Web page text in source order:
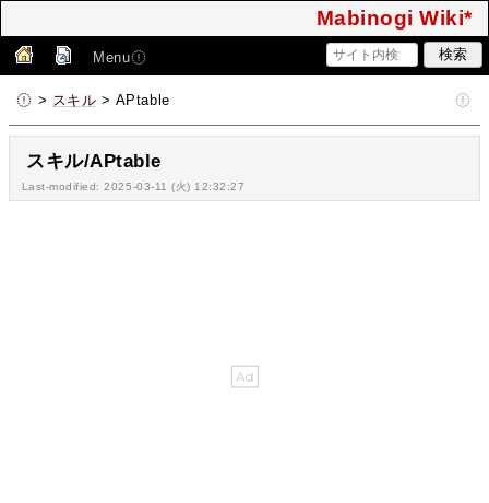
Mabinogi Wiki*
Menu
> スキル > APtable
スキル/APtable
Last-modified: 2025-03-11 (火) 12:32:27